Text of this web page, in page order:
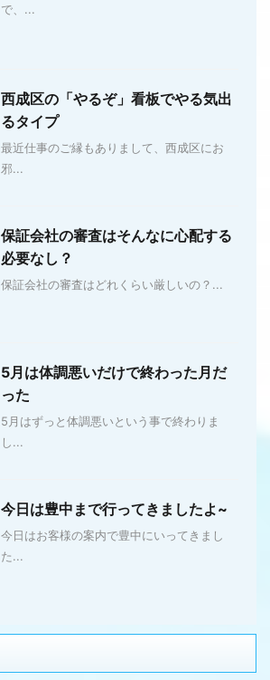
で、...
西成区の「やるぞ」看板でやる気出
るタイプ
最近仕事のご縁もありまして、西成区にお
邪...
保証会社の審査はそんなに心配する
必要なし？
保証会社の審査はどれくらい厳しいの？...
5月は体調悪いだけで終わった月だ
った
5月はずっと体調悪いという事で終わりま
し...
今日は豊中まで行ってきましたよ~
今日はお客様の案内で豊中にいってきまし
た...